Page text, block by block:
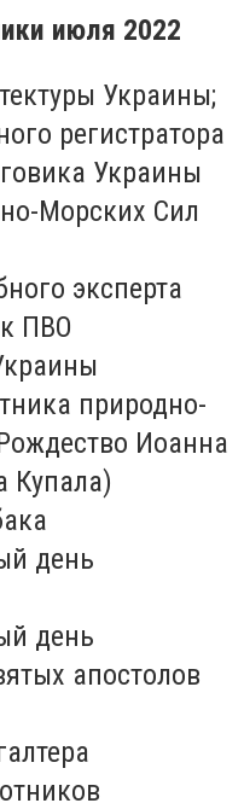
июля 2022
Украины;
регистратора
Украины
Морских Сил
эксперта
ПВО
природно-
Иоанна
Купала)
день
день
апостолов